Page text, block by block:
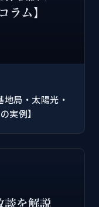
局・太陽光・
実例】